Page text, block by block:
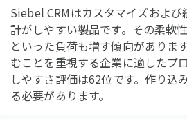
Siebel CRMはカスタマイズおよ
計がしやすい製品です。その柔軟
といった負荷も増す傾向がありま
むことを重視する企業に適したプ
しやすさ評価は62位です。作り
る必要があります。